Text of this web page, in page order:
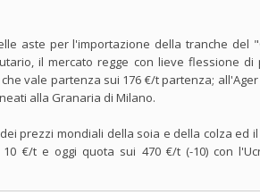
aste per l'importazione della tranche del
il mercato regge con lieve flessione
vale partenza sui 176 €/t partenza;
alla Granaria di Milano.
prezzi mondiali della soia e della colza ed
€/t e oggi quota sui 470 €/t (-10) con